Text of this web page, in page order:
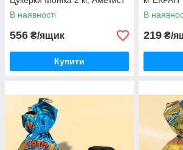
В наявності
556 ₴/ящик
Купити
В
219 ₴/